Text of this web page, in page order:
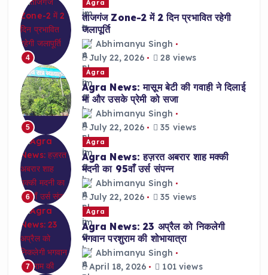
4
Agra
ताजगंज Zone-2 में 2 दिन प्रभावित रहेगी
जलापूर्ति
Abhimanyu Singh
July 22, 2026
28 views
5
Agra
Agra News: मासूम बेटी की गवाही ने दिलाई
मां और उसके प्रेमी को सजा
Abhimanyu Singh
July 22, 2026
35 views
6
Agra
Agra News: हज़रत अबरार शाह मक्की
मदनी का 95वाँ उर्स संपन्न
Abhimanyu Singh
July 22, 2026
35 views
7
Agra
Agra News: 23 अप्रैल को निकलेगी
भगवान परशुराम की शोभायात्रा
Abhimanyu Singh
April 18, 2026
101 views